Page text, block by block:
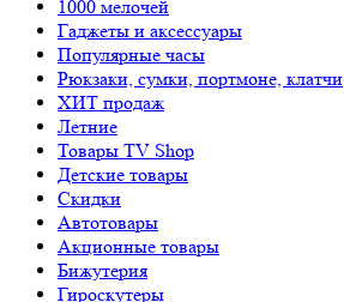
1000 мелочей
Гаджеты и аксессуары
Популярные часы
Рюкзаки, сумки, портмоне, клатчи
ХИТ продаж
Летние
Товары TV Shop
Детские товары
Cкидки
Автотовары
Акционные товары
Бижутерия
Гироскутеры